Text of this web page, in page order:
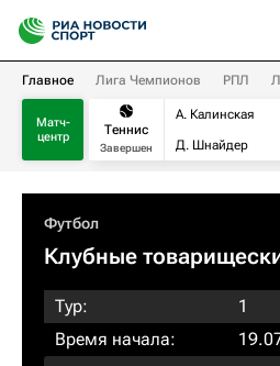
Главное Лига Чемпионов РПЛ
Матч-
центр
Теннис
Завершен
А. Калинская
Д. Шнайдер
Футбол
Клубные
Тур:
1
Время начала: